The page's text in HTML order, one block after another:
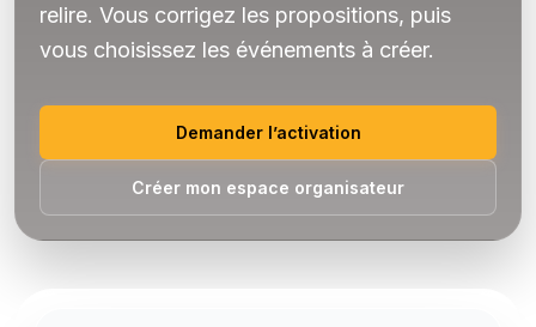
relire. Vous corrigez les propositions, puis
vous choisissez les événements à créer.
Demander l’activation
Créer mon espace organisateur